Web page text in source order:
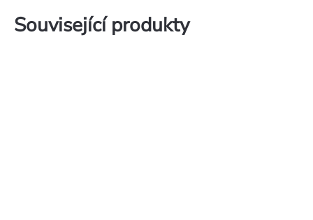
Související produkty